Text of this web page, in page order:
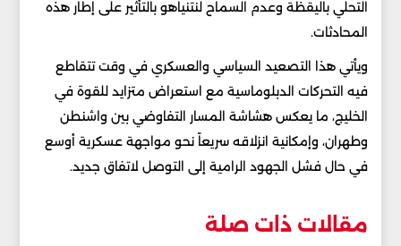
التحلي باليقظة وعدم السماح لنتنياهو بالتأثير على إطار هذه
المحادثات.
ويأتي هذا التصعيد السياسي والعسكري في وقت تتقاطع
فيه التحركات الدبلوماسية مع استعراض متزايد للقوة في
الخليج، ما يعكس هشاشة المسار التفاوضي بين واشنطن
وطهران، وإمكانية انزلاقه سريعاً نحو مواجهة عسكرية أوسع
في حال فشل الجهود الرامية إلى التوصل لاتفاق جديد.
مقالات ذات صلة